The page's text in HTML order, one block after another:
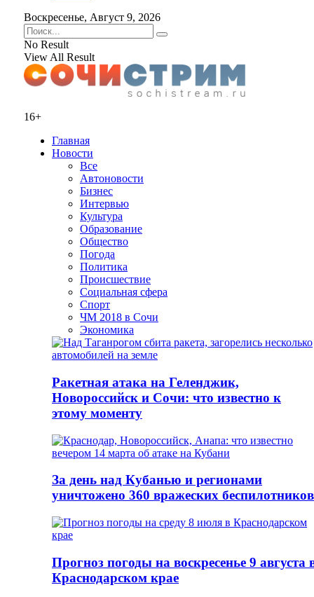
Воскресенье, Август 9, 2026
No Result
View All Result
16+
Главная
Новости
Все
Автоновости
Бизнес
Интервью
Культура
Образование
Общество
Погода
Политика
Происшествие
Социальная сфера
Спорт
ЧМ 2018 в Сочи
Экономика
Ракетная атака на Геленджик,
Новороссийск и Сочи: что известно к
этому моменту
За день над Кубанью и регионами
уничтожено 360 вражеских беспилотников
Прогноз погоды на воскресенье 9 августа
Краснодарском крае